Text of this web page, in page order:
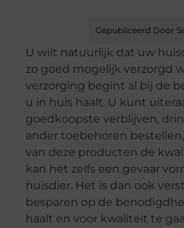
Gepubliceerd Door
U wilt natuurlijk dat uw
zo goed mogelijk verzorgd
verzorging begint al bij de
u in huis haalt. U kunt
goedkoopste verblijven,
ander toebehoren
van deze producten de
kan het zelfs een gevaar
huisdier. Het is dan ook
besparen op de
haalt en voor kwaliteit te